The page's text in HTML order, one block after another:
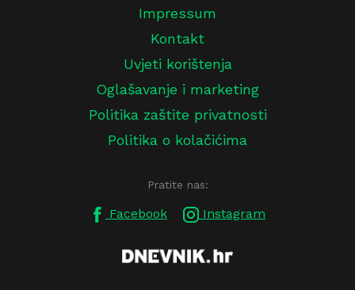
Impressum
Kontakt
Uvjeti korištenja
Oglašavanje i marketing
Politika zaštite privatnosti
Politika o kolačićima
Pratite nas:
Facebook Instagram